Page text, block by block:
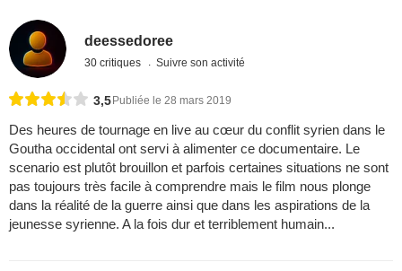
deessedoree
30 critiques Suivre son activité
3,5Publiée le 28 mars 2019
Des heures de tournage en live au cœur du conflit syrien dans le
Goutha occidental ont servi à alimenter ce documentaire. Le
scenario est plutôt brouillon et parfois certaines situations ne sont
pas toujours très facile à comprendre mais le film nous plonge
dans la réalité de la guerre ainsi que dans les aspirations de la
jeunesse syrienne. A la fois dur et terriblement humain...